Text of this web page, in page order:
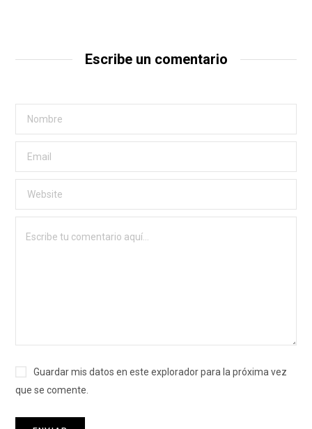
Escribe un comentario
Guardar mis datos en este explorador para la próxima vez
que se comente.